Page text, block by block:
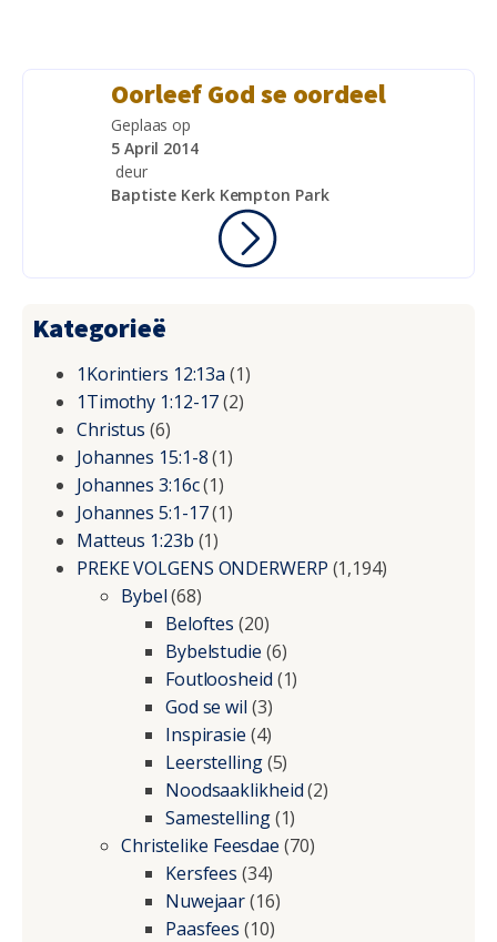
Oorleef God se oordeel
Geplaas op
5 April 2014
deur
Baptiste Kerk Kempton Park
Kategorieë
1Korintiers 12:13a (1)
1Timothy 1:12-17(2)
Christus (6)
Johannes 15:1-8(1)
Johannes 3:16c(1)
Johannes 5:1-17(1)
Matteus 1:23b (1)
PREKE VOLGENS ONDERWERP (1,194)
Bybel(68)
Beloftes (20)
Bybelstudie (6)
Foutloosheid (1)
God se wil (3)
Inspirasie (4)
Leerstelling(5)
Noodsaaklikheid(2)
Samestelling(1)
Christelike Feesdae (70)
Kersfees (34)
Nuwejaar(16)
Paasfees (10)